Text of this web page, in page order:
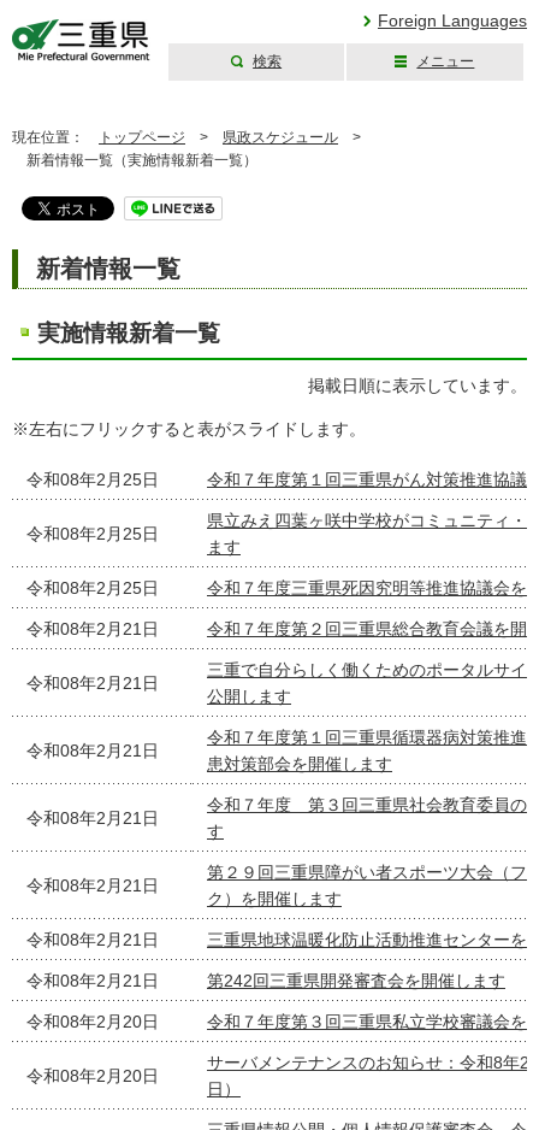
Foreign Languages
検索 メニュー
現在位置： トップページ > 県政スケジュール >
新着情報一覧（実施情報新着一覧）
新着情報一覧
実施情報新着一覧
掲載日順に表示しています。
※左右にフリックすると表がスライドします。
令和08年2月25日 令和７年度第１回三重県がん対策推進協議
令和08年2月25日
県立みえ四葉ヶ咲中学校がコミュニティ・
ます
令和08年2月25日 令和７年度三重県死因究明等推進協議会を
令和08年2月21日 令和７年度第２回三重県総合教育会議を開
令和08年2月21日
三重で自分らしく働くためのポータルサイ
公開します
令和08年2月21日
令和７年度第１回三重県循環器病対策推進
患対策部会を開催します
令和08年2月21日
令和７年度 第３回三重県社会教育委員の
す
令和08年2月21日
第２９回三重県障がい者スポーツ大会（フ
ク）を開催します
令和08年2月21日 三重県地球温暖化防止活動推進センターを
令和08年2月21日 第242回三重県開発審査会を開催します
令和08年2月20日 令和７年度第３回三重県私立学校審議会を
令和08年2月20日
サーバメンテナンスのお知らせ：令和8年2
日）